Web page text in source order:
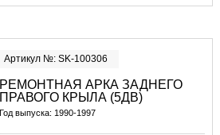
Артикул №: SK-100306
РЕМОНТНАЯ АРКА ЗАДНЕГО
ПРАВОГО КРЫЛА (5ДВ)
Год выпуска: 1990-1997